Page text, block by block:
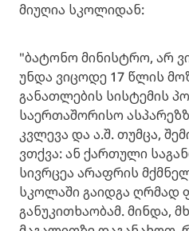
მიუღია სკოლიდან:
"ბატონო მინისტრო, არ
უნდა ვიცოდე 17 წლის
განათლების სისტემის
საერთაშორისო
კვლევა და ა.შ. თუმცა,
ვთქვა: ან ქართული
სივრცეა არაფრის
სკოლაში გაიდგა ღრმად
განუკითხაობამ. მინდა,